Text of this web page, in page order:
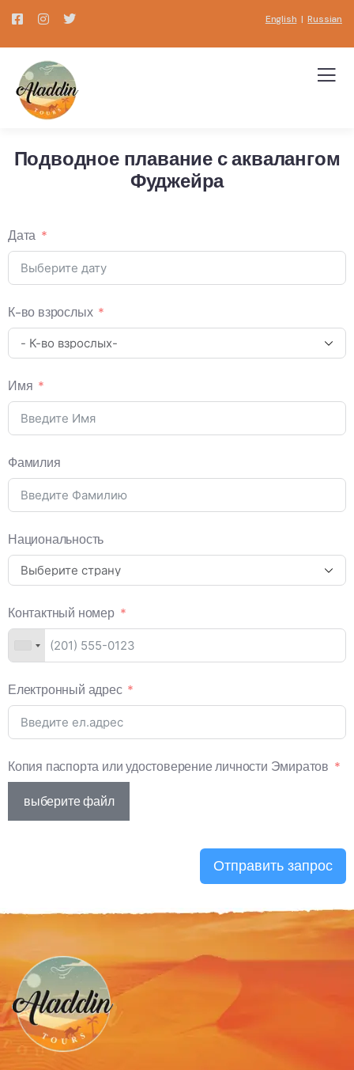
English |Russian
Подводное плавание с аквалангом
Фуджейра
Дата
К-во взрослых
Имя
Фамилия
Национальность
Контактный номер
Електронный адрес
Копия паспорта или удостоверение личности Эмиратов
выберите файл
Отправить запрос